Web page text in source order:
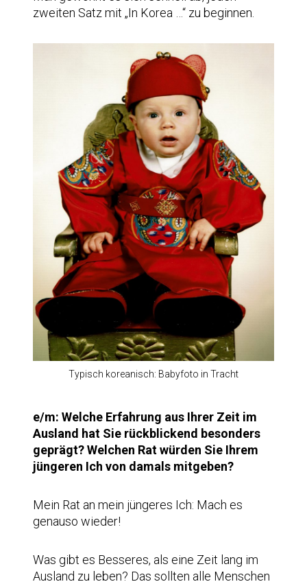
zweiten Satz mit „In Korea …“ zu beginnen.
Typisch koreanisch: Babyfoto in Tracht
e/m: Welche Erfahrung aus Ihrer Zeit im
Ausland hat Sie rückblickend besonders
geprägt? Welchen Rat würden Sie Ihrem
jüngeren Ich von damals mitgeben?
Mein Rat an mein jüngeres Ich: Mach es
genauso wieder!
Was gibt es Besseres, als eine Zeit lang im
Ausland zu leben? Das sollten alle Menschen